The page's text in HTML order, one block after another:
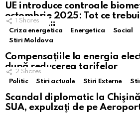
UE introduce controale
octombrie 2025: Tot ce
moldovenii
1 Shares
Criza energetica
Energetica Social
Stiri Moldova
Compensațiile la energia
după reducerea tarifelor
2 Shares
Politic
Stiri actuale Stiri Externe
Scandal diplomatic la
SUA, expulzaţi de pe